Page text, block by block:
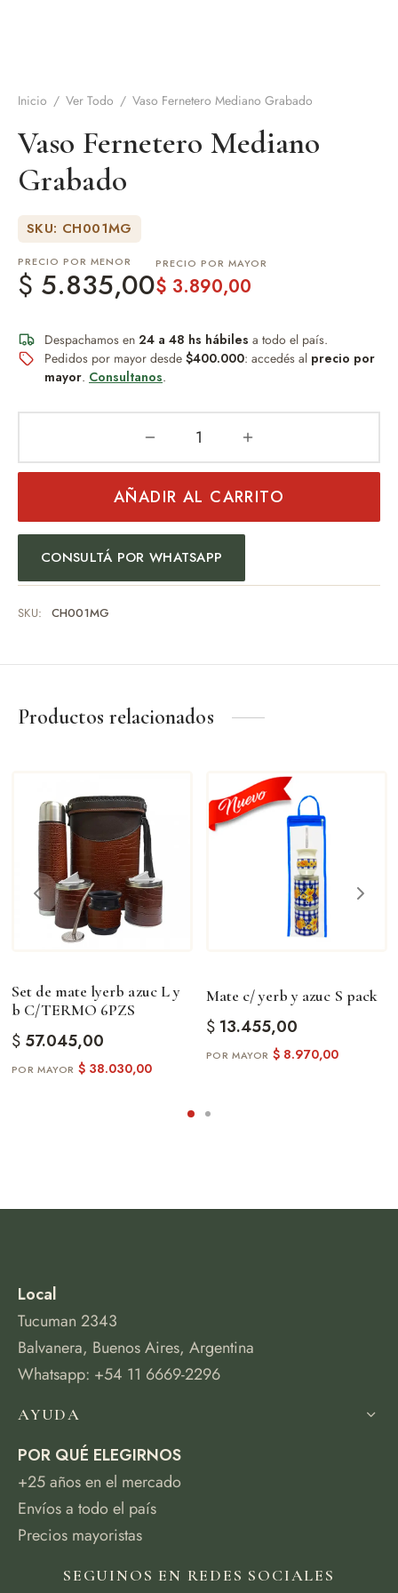
Inicio / Ver Todo / Vaso Fernetero Mediano Grabado
Vaso Fernetero Mediano
Grabado
SKU: CH001MG
PRECIO POR MENOR
$ 5.835,00
PRECIO POR MAYOR
$ 3.890,00
Despachamos en 24 a 48 hs hábiles a todo el país.
Pedidos por mayor desde $400.000: accedés al precio por
mayor. Consultanos.
AÑADIR AL CARRITO
CONSULTÁ POR WHATSAPP
SKU: CH001MG
Productos relacionados
Set de mate lyerb azuc L y
b C/TERMO 6PZS
$57.045,00
$38.030,00
Mate c/ yerb y azuc S pack
$13.455,00
$8.970,00
Local
Tucuman 2343
Balvanera, Buenos Aires, Argentina
Whatsapp: +54 11 6669-2296
AYUDA
POR QUÉ ELEGIRNOS
+25 años en el mercado
Envíos a todo el país
Precios mayoristas
SEGUINOS EN REDES SOCIALES
y accesorios